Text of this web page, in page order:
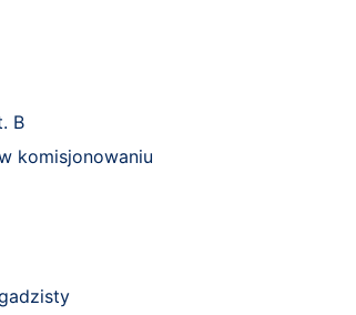
B
komisjonowaniu